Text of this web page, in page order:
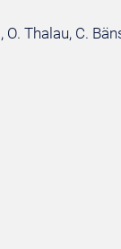
O. Thalau, C.